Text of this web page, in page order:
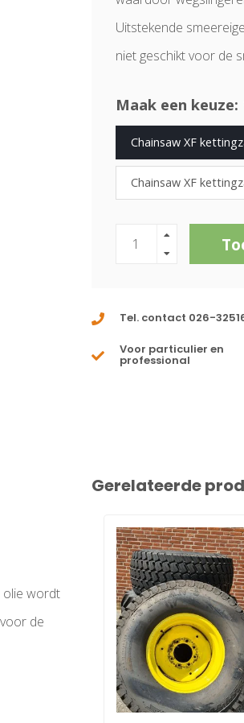
Uitstekende
niet geschikt voor de
Maak een keuze:
Chainsaw XF
Chainsaw XF
Tel. contact 026-
Voor particulier en
professional
olie wordt
de
Gerelateerde